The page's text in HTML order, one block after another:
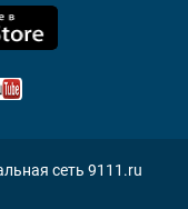
сеть 9111.ru